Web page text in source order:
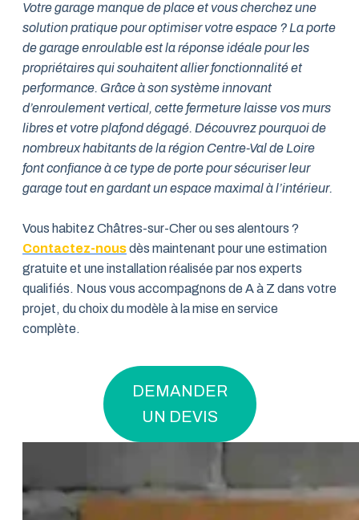
Votre garage manque de place et vous cherchez une
solution pratique pour optimiser votre espace ? La porte
de garage enroulable est la réponse idéale pour les
propriétaires qui souhaitent allier fonctionnalité et
performance. Grâce à son système innovant
d’enroulement vertical, cette fermeture laisse vos murs
libres et votre plafond dégagé. Découvrez pourquoi de
nombreux habitants de la région Centre-Val de Loire
font confiance à ce type de porte pour sécuriser leur
garage tout en gardant un espace maximal à l’intérieur.
Vous habitez Châtres-sur-Cher ou ses alentours ?
Contactez-nousdès maintenant pour une estimation
gratuite et une installation réalisée par nos experts
qualifiés. Nous vous accompagnons de A à Z dans votre
projet, du choix du modèle à la mise en service
complète.
DEMANDER
UN DEVIS